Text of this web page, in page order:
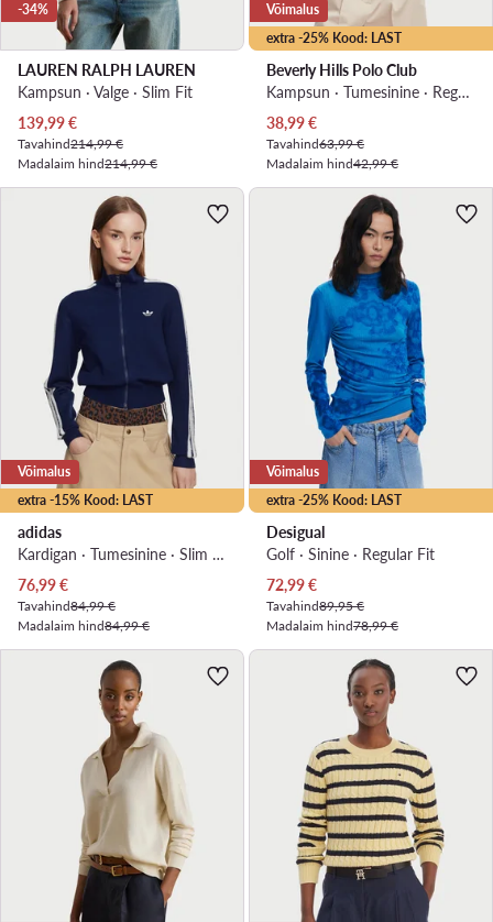
-34%
LAUREN RALPH LAUREN
Kampsun · Valge · Slim Fit
Praegune hind
139,99€
Tavahind214,99 €
Madalaim hind214,99 €
extra -25% Kood: LAST
Võimalus
Beverly Hills Polo Club
Kampsun · Tumesinine · Regular Fit
Praegune hind
38,99€
Tavahind63,99 €
Madalaim hind42,99 €
extra -15% Kood: LAST
Võimalus
adidas
Kardigan · Tumesinine · Slim Fit
Praegune hind
76,99€
Tavahind84,99 €
Madalaim hind84,99 €
extra -25% Kood: LAST
Võimalus
Desigual
Golf · Sinine · Regular Fit
Praegune hind
72,99€
Tavahind89,95 €
Madalaim hind78,99 €